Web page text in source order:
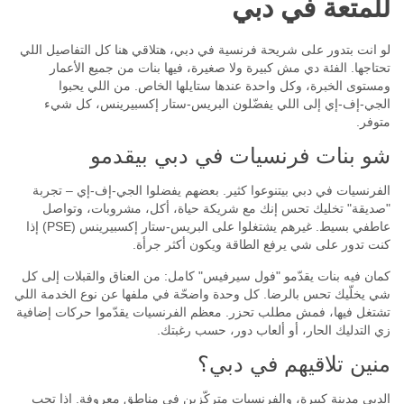
ملابس موحدة
فيديو خلال اللقاء
مع رجلين
الطول
الوزن
حجم الصدر
نوع الجسم
لون الشعر
للمتعة في دبي
لو انت بتدور على شريحة فرنسية في دبي، هتلاقي هنا كل التفاصيل اللي
تحتاجها. الفئة دي مش كبيرة ولا صغيرة، فيها بنات من جميع الأعمار
ومستوى الخبرة، وكل واحدة عندها ستايلها الخاص. من اللي يحبوا
الجي‑إف‑إي إلى اللي يفضّلون البريس‑ستار إكسبيرينس، كل شيء
متوفر.
شو بنات فرنسيات في دبي بيقدمو
الفرنسيات في دبي بيتنوعوا كثير. بعضهم يفضلوا الجي‑إف‑إي – تجربة
"صديقة" تخليك تحس إنك مع شريكة حياة، أكل، مشروبات، وتواصل
عاطفي بسيط. غيرهم يشتغلوا على البريس‑ستار إكسبيرينس (PSE) إذا
كنت تدور على شي يرفع الطاقة ويكون أكثر جرأة.
كمان فيه بنات يقدّمو "فول سيرفيس" كامل: من العناق والقبلات إلى كل
شي يخلّيك تحس بالرضا. كل وحدة واضحّة في ملفها عن نوع الخدمة اللي
تشتغل فيها، فمش مطلب تحزر. معظم الفرنسيات يقدّموا حركات إضافية
زي التدليك الحار، أو ألعاب دور، حسب رغبتك.
منين تلاقيهم في دبي؟
الدبي مدينة كبيرة، والفرنسيات متركّزين في مناطق معروفة. إذا تحب